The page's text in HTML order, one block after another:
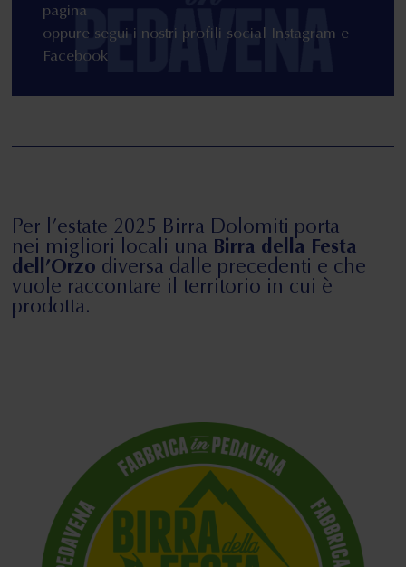
pagina
oppure segui i nostri profili social Instagram e
Facebook
Per l’estate 2025 Birra Dolomiti porta
nei migliori locali una Birra della Festa
dell’Orzo diversa dalle precedenti e che
vuole raccontare il territorio in cui è
prodotta.